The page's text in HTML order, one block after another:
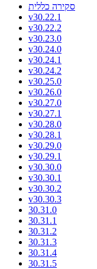
סקירה כללית
v30.22.1
v30.22.2
v30.23.0
v30.24.0
v30.24.1
v30.24.2
v30.25.0
v30.26.0
v30.27.0
v30.27.1
v30.28.0
v30.28.1
v30.29.0
v30.29.1
v30.30.0
v30.30.1
v30.30.2
v30.30.3
30.31.0
30.31.1
30.31.2
30.31.3
30.31.4
30.31.5